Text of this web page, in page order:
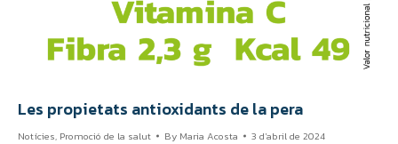
Les propietats antioxidants de la pera
Notícies, Promoció de la salut By Maria Acosta 3 d'abril de 2024